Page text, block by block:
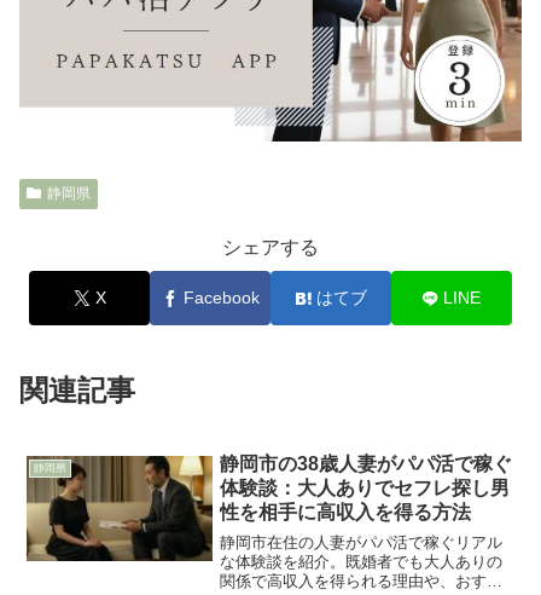
静岡県
シェアする
X Facebook はてブ LINE
関連記事
静岡県
静岡市の38歳人妻がパパ活で稼ぐ
体験談：大人ありでセフレ探し男
性を相手に高収入を得る方法
静岡市在住の人妻がパパ活で稼ぐリアル
な体験談を紹介。既婚者でも大人ありの
関係で高収入を得られる理由や、おすす